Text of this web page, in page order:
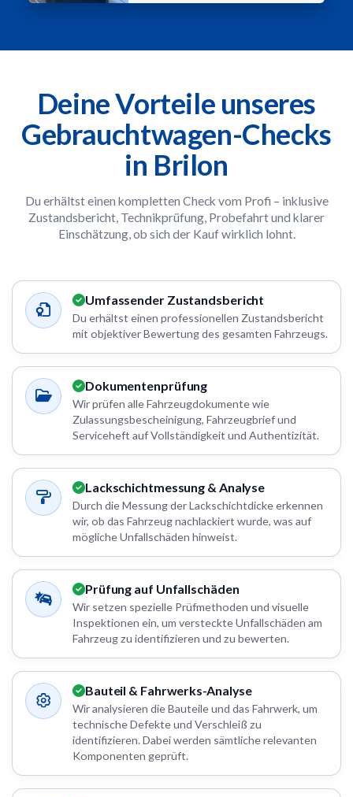
Deine Vorteile unseres
Gebrauchtwagen-Checks
in Brilon
Du erhältst einen kompletten Check vom Profi – inklusive
Zustandsbericht, Technikprüfung, Probefahrt und klarer
Einschätzung, ob sich der Kauf wirklich lohnt.
Umfassender Zustandsbericht
Du erhältst einen professionellen Zustandsbericht
mit objektiver Bewertung des gesamten Fahrzeugs.
Dokumentenprüfung
Wir prüfen alle Fahrzeugdokumente wie
Zulassungsbescheinigung, Fahrzeugbrief und
Serviceheft auf Vollständigkeit und Authentizität.
Lackschichtmessung & Analyse
Durch die Messung der Lackschichtdicke erkennen
wir, ob das Fahrzeug nachlackiert wurde, was auf
mögliche Unfallschäden hinweist.
Prüfung auf Unfallschäden
Wir setzen spezielle Prüfmethoden und visuelle
Inspektionen ein, um versteckte Unfallschäden am
Fahrzeug zu identifizieren und zu bewerten.
Bauteil & Fahrwerks-Analyse
Wir analysieren die Bauteile und das Fahrwerk, um
technische Defekte und Verschleiß zu
identifizieren. Dabei werden sämtliche relevanten
Komponenten geprüft.